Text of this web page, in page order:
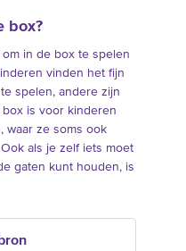
box?
in de box te spelen
vinden het fijn
spelen, andere zijn
box is voor kinderen
waar ze soms ook
als je zelf iets moet
gaten kunt houden, is